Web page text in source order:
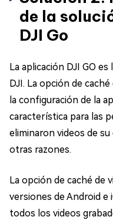
de la
DJI Go
La aplicación DJI GO
DJI. La opción de
la configuración de la
característica para las
eliminaron videos de
otras razones.
La opción de caché de
versiones de Android e
todos los videos